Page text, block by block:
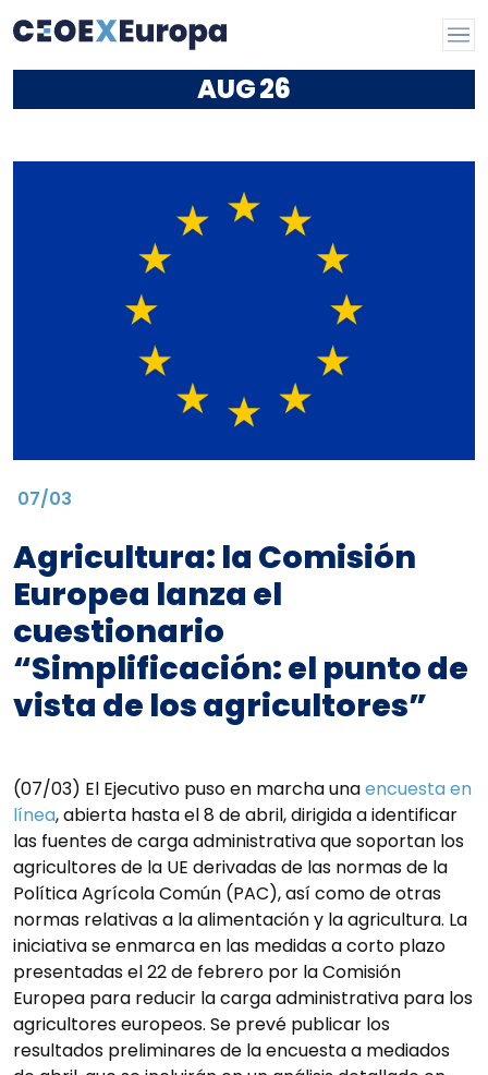
AUG26
07/03
Agricultura: la Comisión
Europea lanza el
cuestionario
“Simplificación: el punto de
vista de los agricultores”
(07/03) El Ejecutivo puso en marcha unaencuesta en
línea, abierta hasta el 8 de abril, dirigida a identificar
las fuentes de carga administrativa que soportan los
agricultores de la UE derivadas de las normas de la
Política Agrícola Común (PAC), así como de otras
normas relativas a la alimentación y la agricultura. La
iniciativa se enmarca en las medidas a corto plazo
presentadas el 22 de febrero por la Comisión
Europea para reducir la carga administrativa para los
agricultores europeos. Se prevé publicar los
resultados preliminares de la encuesta a mediados